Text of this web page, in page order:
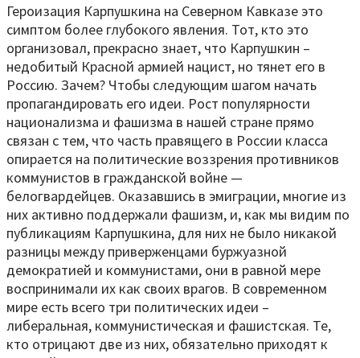
Героизация Карпушкина на Северном Кавказе это
симптом более глубокого явления. Тот, кто это
организовал, прекрасно знает, что Карпушкин –
недобитый Красной армией нацист, но тянет его в
Россию. Зачем? Чтобы следующим шагом начать
пропагандировать его идеи. Рост популярности
национализма и фашизма в нашей стране прямо
связан с тем, что часть правящего в России класса
опирается на политические воззрения противников
коммунистов в гражданской войне —
белогвардейцев. Оказавшись в эмиграции, многие из
них активно поддержали фашизм, и, как мы видим по
публикациям Карпушкина, для них не было никакой
разницы между приверженцами буржуазной
демократией и коммунистами, они в равной мере
воспринимали их как своих врагов. В современном
мире есть всего три политических идеи –
либеральная, коммунистическая и фашистская. Те,
кто отрицают две из них, обязательно приходят к